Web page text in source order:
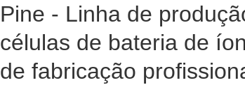
Pine - Linha de
células de bateria de
de fabricação